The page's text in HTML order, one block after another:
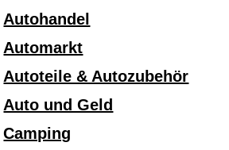
Autohandel
Automarkt
Autoteile & Autozubehör
Auto und Geld
Camping